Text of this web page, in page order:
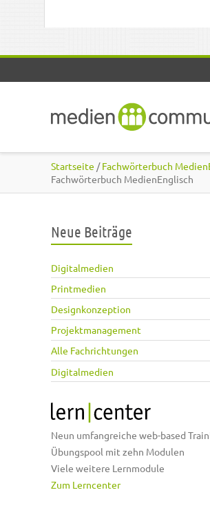
Startseite /Fachwörterbuch
Fachwörterbuch MedienEnglisch
Neue Beiträge
Digitalmedien
Printmedien
Designkonzeption
Projektmanagement
Alle Fachrichtungen
Digitalmedien
Neun umfangreiche web-based
Übungspool mit zehn Modulen
Viele weitere Lernmodule
Zum Lerncenter